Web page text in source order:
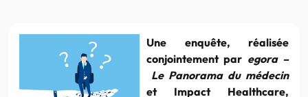
Une enquête, réalisée
conjointement par egora –
Le Panorama du médecin
et Impact Healthcare,